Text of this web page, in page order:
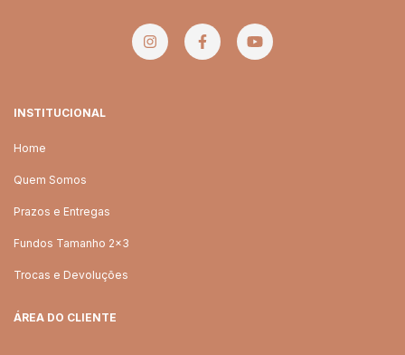
INSTITUCIONAL
Home
Quem Somos
Prazos e Entregas
Fundos Tamanho 2x3
Trocas e Devoluções
ÁREA DO CLIENTE